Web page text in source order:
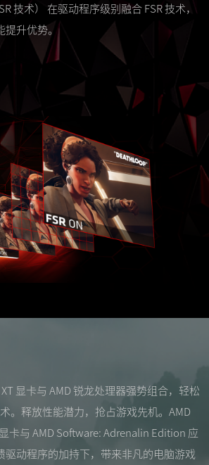
技术） 在驱动程序级别融合 FSR 技术，
提升优势。
XT 显卡与 AMD 锐龙处理器强势组合，轻松
。释放性能潜力，抢占游戏先机。AMD
卡与 AMD Software: Adrenalin Edition 应
驱动程序的加持下，带来非凡的电脑游戏